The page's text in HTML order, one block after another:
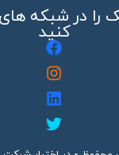
را در شبکه
کنید